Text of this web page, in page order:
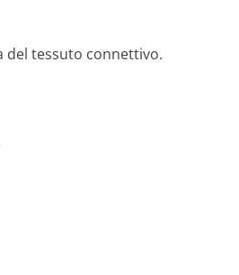
del tessuto connettivo.